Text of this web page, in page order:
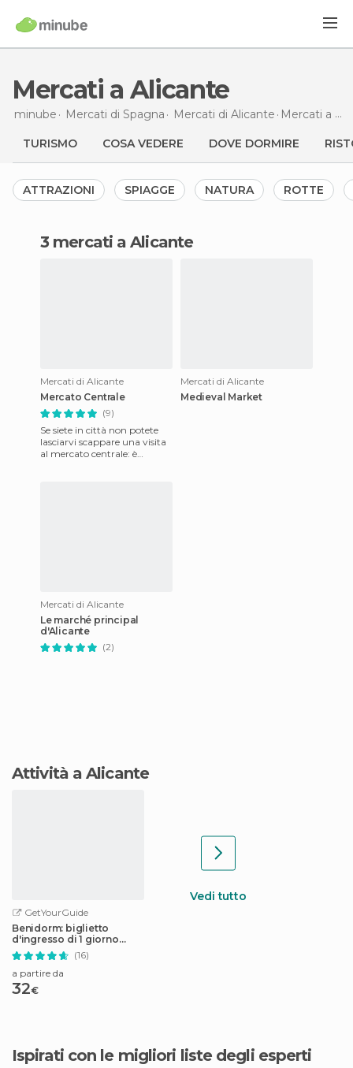
Mercati a Alicante
minube Mercati di Spagna Mercati di Alicante Mercati a Alicante
TURISMO COSA VEDERE DOVE DORMIRE
ATTRAZIONI SPIAGGE NATURA ROTTE
3 mercati a Alicante
Mercati di Alicante
Mercato Centrale
(9)
Se siete in città non potete
lasciarvi scappare una visita
al mercato centrale: è
Mercati di Alicante
Medieval Market
Mercati di Alicante
Le marché principal
d'Alicante
(2)
Attività a Alicante
GetYourGuide
Benidorm: biglietto
d'ingresso di 1 giorno
all'Aqua Natura
(16)
a partire da
32€
Vedi tutto
Ispirati con le migliori liste degli esperti